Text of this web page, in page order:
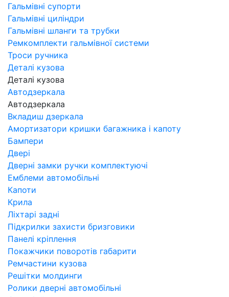
Гальмівні супорти
Гальмівні циліндри
Гальмівні шланги та трубки
Ремкомплекти гальмівної системи
Троси ручника
Деталі кузова
Деталі кузова
Автодзеркала
Автодзеркала
Вкладиш дзеркала
Амортизатори кришки багажника і капоту
Бампери
Двері
Дверні замки ручки комплектуючі
Емблеми автомобільні
Капоти
Крила
Ліхтарі задні
Підкрилки захисти бризговики
Панелі кріплення
Покажчики поворотів габарити
Ремчастини кузова
Решітки молдинги
Ролики дверні автомобільні